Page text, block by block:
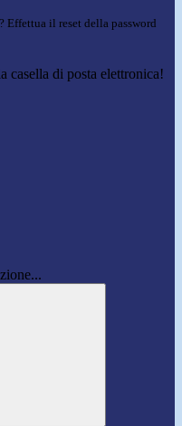
Effettua il reset della password
casella di posta elettronica!